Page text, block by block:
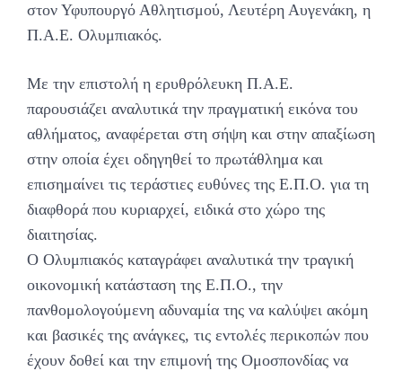
στον Υφυπουργό Αθλητισμού, Λευτέρη Αυγενάκη, η
Π.Α.Ε. Ολυμπιακός.
Με την επιστολή η ερυθρόλευκη Π.Α.Ε.
παρουσιάζει αναλυτικά την πραγματική εικόνα του
αθλήματος, αναφέρεται στη σήψη και στην απαξίωση
στην οποία έχει οδηγηθεί το πρωτάθλημα και
επισημαίνει τις τεράστιες ευθύνες της Ε.Π.Ο. για τη
διαφθορά που κυριαρχεί, ειδικά στο χώρο της
διαιτησίας.
Ο Ολυμπιακός καταγράφει αναλυτικά την τραγική
οικονομική κατάσταση της Ε.Π.Ο., την
πανθομολογούμενη αδυναμία της να καλύψει ακόμη
και βασικές της ανάγκες, τις εντολές περικοπών που
έχουν δοθεί και την επιμονή της Ομοσπονδίας να